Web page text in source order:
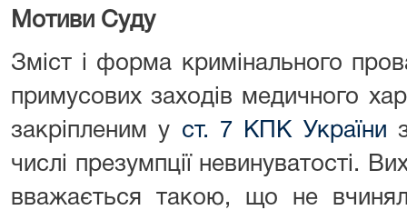
Мотиви Суду
Зміст і форма кримінального
примусових заходів медичного
закріпленим у ст. 7 КПК України
числі презумпції невинуватості.
вважається такою, що не